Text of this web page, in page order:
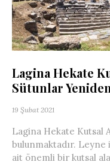
Lagina Hekate
Sütunlar
19 Şubat 2021
Lagina Hekate Kutsal
bulunmaktadır. Leyne
ait önemli bir kutsal